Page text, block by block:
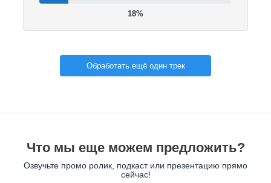
19%
Обработать ещё один трек
Что мы еще можем предложить?
Озвучьте промо ролик, подкаст или презентацию прямо
сейчас!